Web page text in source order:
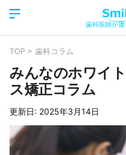
歯科医師が
TOP > 歯科コラム
みんなのホワイ
ス矯正コラム
更新日: 2025年3月14日